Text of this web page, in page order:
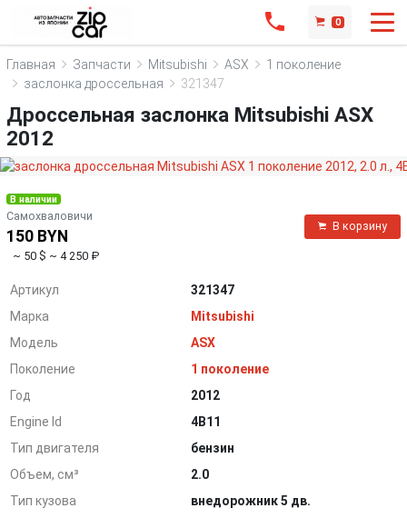
0
Главная Запчасти Mitsubishi ASX
1 поколение
заслонка дроссельная
321347
Дроссельная заслонка Mitsubishi ASX
2012
В наличии
Самохваловичи
150 BYN
~ 50 $ ~ 4 250 ₽
В корзину
Артикул
321347
Марка
Mitsubishi
Модель
ASX
Поколение
1 поколение
Год
2012
Engine Id
4B11
Тип двигателя
бензин
Объем, см³
2.0
Тип кузова
внедорожник 5 дв.